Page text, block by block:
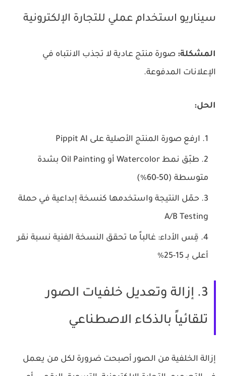
سيناريو استخدام عملي للتجارة الإلكترونية
المشكلة: صورة منتج عادية لا تجذب الانتباه في
الإعلانات المدفوعة.
الحل:
ارفع صورة المنتج الأصلية على Pippit AI
طبّق نمط Watercolor أو Oil Painting بشدة
متوسطة (50-60٪)
حمّل النتيجة واستخدمها كنسخة إبداعية في حملة
A/B Testing
قِس الأداء: غالباً ما تحقق النسخة الفنية نسبة نقر
أعلى بـ 15-25٪
3. إزالة وتعديل خلفيات الصور
تلقائياً بالذكاء الاصطناعي
إزالة الخلفية من الصور أصبحت ضرورة لكل من يعمل